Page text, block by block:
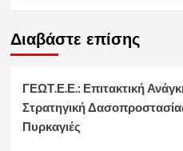
Διαβάστε επίσης
ΓΕΩΤ.Ε.Ε.: Επιτακτική
Στρατηγική
Πυρκαγιές